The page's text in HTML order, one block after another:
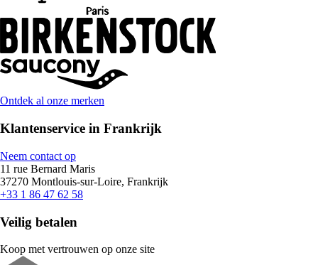
Ontdek al onze merken
Klantenservice in Frankrijk
Neem contact op
11 rue Bernard Maris
37270 Montlouis-sur-Loire, Frankrijk
+33 1 86 47 62 58
Veilig betalen
Koop met vertrouwen op onze site